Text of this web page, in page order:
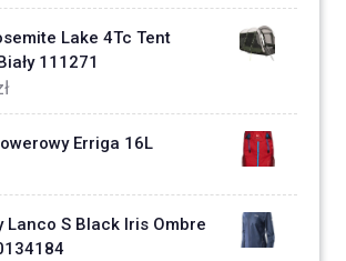
Lake 4Tc Tent
111271
Erriga 16L
Lanco S Black Iris Ombre